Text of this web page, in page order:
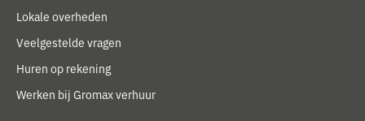
Lokale overheden
Veelgestelde vragen
Huren op rekening
Werken bij Gromax verhuur